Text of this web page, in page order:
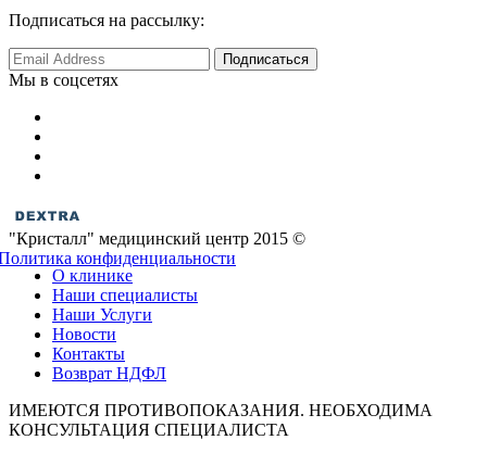
Подписаться на рассылку:
Мы в соцсетях
"Кристалл" медицинский центр 2015 ©
конфиденциальности
О клинике
Наши специалисты
Наши Услуги
Новости
Контакты
Возврат НДФЛ
ИМЕЮТСЯ ПРОТИВОПОКАЗАНИЯ. НЕОБХОДИМА
КОНСУЛЬТАЦИЯ СПЕЦИАЛИСТА